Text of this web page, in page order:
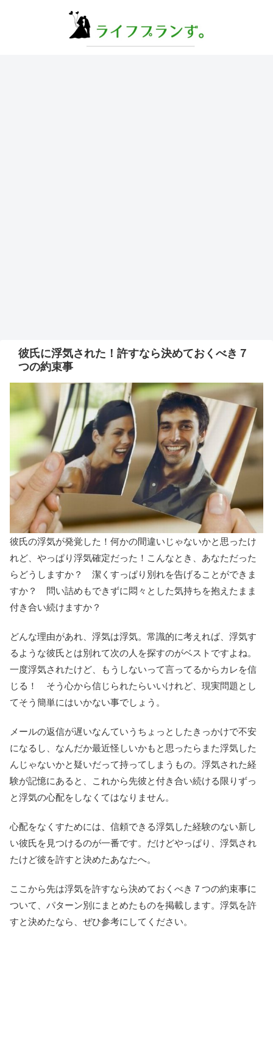
彼氏に浮気された！許すなら決めておくべき７
つの約束事
彼氏の浮気が発覚した！何かの間違いじゃないかと思ったけ
れど、やっぱり浮気確定だった！こんなとき、あなただった
らどうしますか？ 潔くすっぱり別れを告げることができま
すか？ 問い詰めもできずに悶々とした気持ちを抱えたまま
付き合い続けますか？
どんな理由があれ、浮気は浮気。常識的に考えれば、浮気す
るような彼氏とは別れて次の人を探すのがベストですよね。
一度浮気されたけど、もうしないって言ってるからカレを信
じる！ そう心から信じられたらいいけれど、現実問題とし
てそう簡単にはいかない事でしょう。
メールの返信が遅いなんていうちょっとしたきっかけで不安
になるし、なんだか最近怪しいかもと思ったらまた浮気した
んじゃないかと疑いだって持ってしまうもの。浮気された経
験が記憶にあると、これから先彼と付き合い続ける限りずっ
と浮気の心配をしなくてはなりません。
心配をなくすためには、信頼できる浮気した経験のない新し
い彼氏を見つけるのが一番です。だけどやっぱり、浮気され
たけど彼を許すと決めたあなたへ。
ここから先は浮気を許すなら決めておくべき７つの約束事に
ついて、パターン別にまとめたものを掲載します。浮気を許
すと決めたなら、ぜひ参考にしてください。